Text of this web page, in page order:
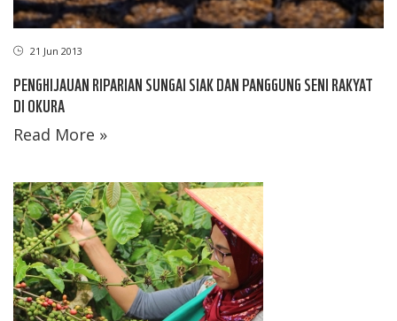
21 Jun 2013
PENGHIJAUAN RIPARIAN SUNGAI SIAK DAN PANGGUNG SENI RAKYAT
DI OKURA
Read More »